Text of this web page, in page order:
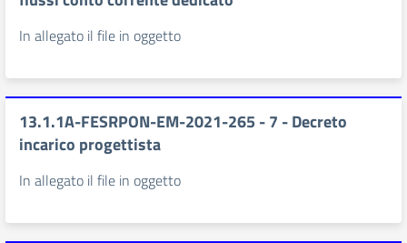
In allegato il file in oggetto
13.1.1A-FESRPON-EM-2021-265 - 7 - Decreto
incarico progettista
In allegato il file in oggetto